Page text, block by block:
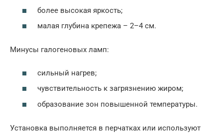
более высокая яркость;
малая глубина крепежа – 2–4 см.
Минусы галогеновых ламп:
сильный нагрев;
чувствительность к загрязнению жиром;
образование зон повышенной температуры.
Установка выполняется в перчатках или используют